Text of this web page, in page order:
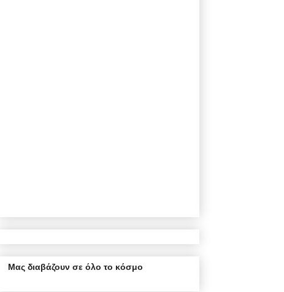
Μας διαβάζουν σε όλο το κόσμο